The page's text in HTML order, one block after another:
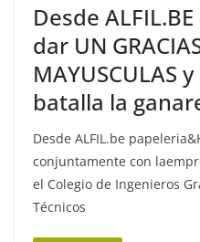
Desde
dar UN
MAYUSCULAS
batalla la
Desde ALFIL.be
conjuntamente con
el Colegio de Ingenieros
Técnicos